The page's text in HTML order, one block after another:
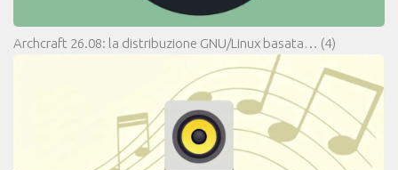
Archcraft 26.08: la distribuzione GNU/Linux basata… (4)